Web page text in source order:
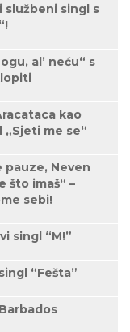
singl s
al’ neću“ s
kao
me se“
Neven
što imaš“ –
sebi!
singl “M!”
“Fešta”